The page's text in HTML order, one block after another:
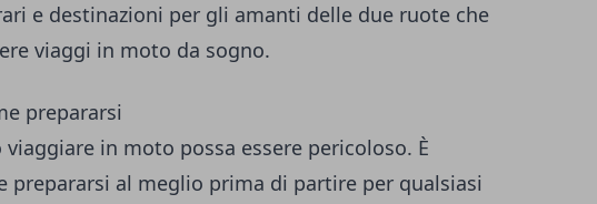
e destinazioni per gli amanti delle due ruote che
viaggi in moto da sogno.
prepararsi
in moto possa essere pericoloso. È
prepararsi al meglio prima di partire per qualsiasi